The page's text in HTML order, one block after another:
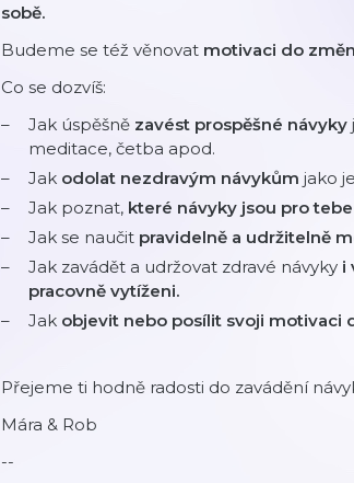
sobě.
Budeme se též věnovat motivaci do
Co se dozvíš:
Jak úspěšně zavést prospěšné návyky
meditace, četba apod.
Jak odolat nezdravým návykům jako
Jak poznat, které návyky jsou pro
Jak se naučit pravidelně a udržitelně
Jak zavádět a udržovat zdravé návyky i
pracovně vytíženi.
Jak objevit nebo posílit svoji motivaci
Přejeme ti hodně radosti do zavádění
Mára & Rob
--